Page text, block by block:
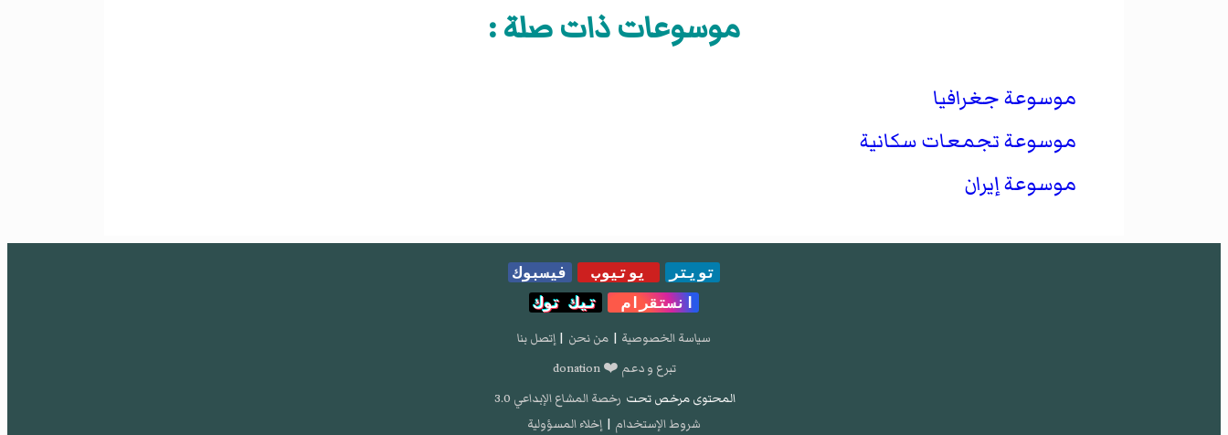
موسوعات ذات صلة :
موسوعة جغرافيا
موسوعة تجمعات سكانية
موسوعة إيران
تويتر يوتيوب
فيسبوك
انستقرام
تيك توك
سياسة الخصوصية | من نحن | إتصل بنا
تبرع و دعم ❤️ donation
المحتوى مرخص تحت رخصة المشاع الإبداعي 3.0
شروط الإستخدام | إخلاء المسؤولية